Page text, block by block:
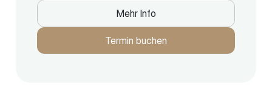
Mehr Info
Termin buchen